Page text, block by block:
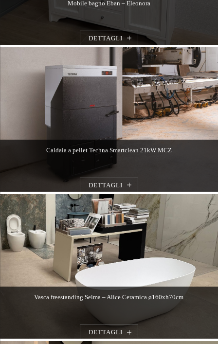
Mobile bagno Eban – Eleonora
DETTAGLI
Caldaia a pellet Techna Smartclean 21kW MCZ
DETTAGLI
Vasca freestanding Selma – Alice Ceramica ø160xh70cm
DETTAGLI